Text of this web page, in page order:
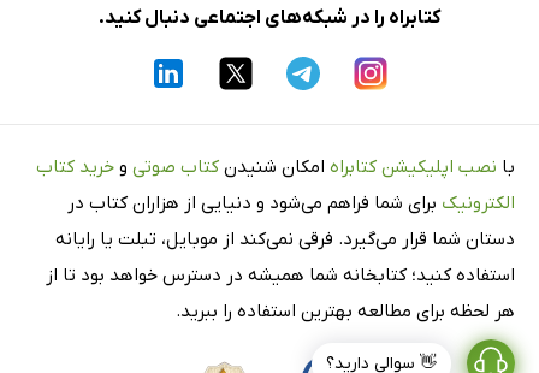
👋 سوالی دارید؟
کتابراه را در شبکه‌های اجتماعی دنبال کنید.
با نصب اپلیکیشن کتابراه امکان شنیدن کتاب صوتی و خرید کتاب
الکترونیک برای شما فراهم می‌شود و دنیایی از هزاران کتاب در
دستان شما قرار می‌گیرد. فرقی نمی‌کند از موبایل، تبلت یا رایانه
استفاده کنید؛ کتابخانه شما همیشه در دسترس خواهد بود تا از
هر لحظه برای مطالعه بهترین استفاده را ببرید.